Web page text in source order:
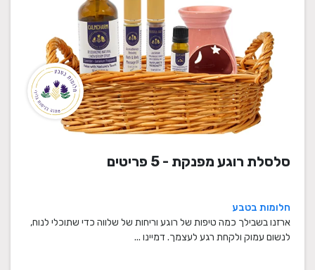
סלסלת רוגע מפנקת - 5 פריטים
חלומות בטבע
ארזנו בשבילך כמה טיפות של רוגע וריחות של שלווה כדי שתוכלי לנוח,
לנשום עמוק ולקחת רגע לעצמך. דמיינו ...